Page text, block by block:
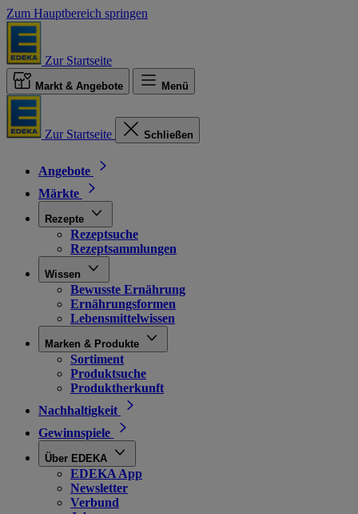
Zum Hauptbereich springen
Zur Startseite
Markt & Angebote Menü
Zur Startseite Schließen
Angebote
Märkte
Rezepte
Rezeptsuche
Rezeptsammlungen
Wissen
Bewusste Ernährung
Ernährungsformen
Lebensmittelwissen
Marken & Produkte
Sortiment
Produktsuche
Produktherkunft
Nachhaltigkeit
Gewinnspiele
Über EDEKA
EDEKA App
Newsletter
Verbund